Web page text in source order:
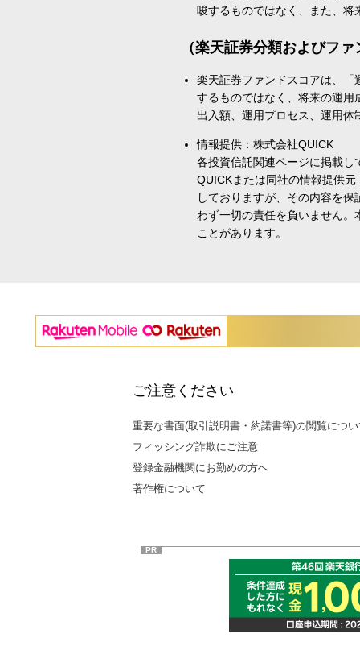
唆するものではなく、また、
（楽天証券分類およびフ
楽天証券ファンドスコアは、
するものではなく、将来の運
出入額、運用プロセス、運用
情報提供：株式会社QUICK
各投資信託関連ページに掲載
QUICKまたは同社の情報提供
しておりますが、その内容を
わず一切の責任を負いません
ことがあります。
ご注意ください
重要な書面(取引説明書・約諾書等)の閲覧につ
フィッシング詐欺にご注意
登録金融機関にお勤めの方へ
著作権について
PR